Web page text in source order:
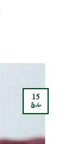
15
مارچ